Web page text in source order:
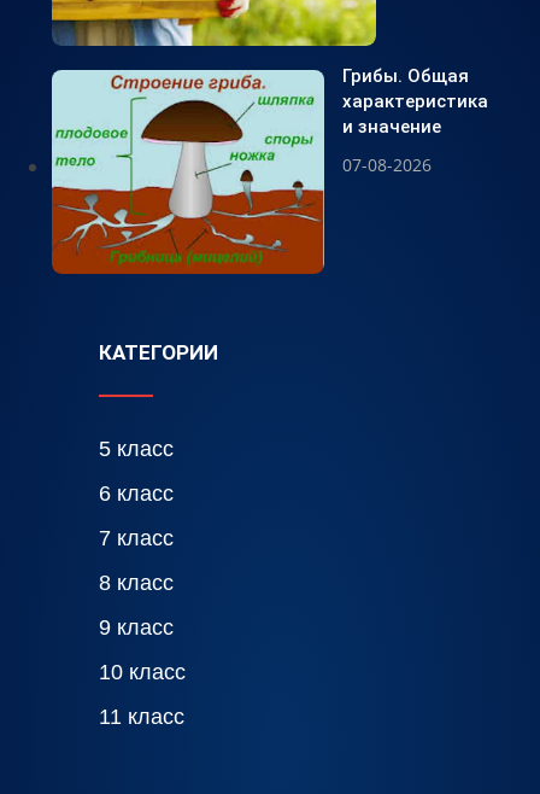
Грибы. Общая
характеристика
и значение
07-08-2026
КАТЕГОРИИ
5 класс
6 класс
7 класс
8 класс
9 класс
10 класс
11 класс